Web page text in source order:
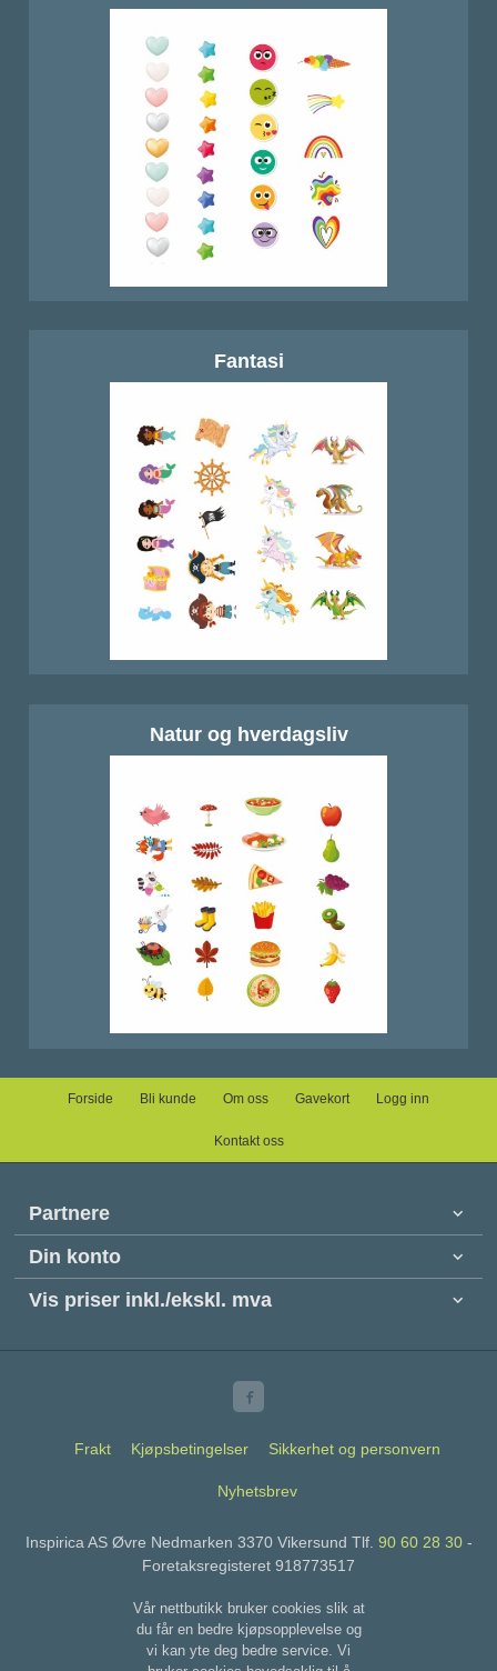
Fantasi
Natur og hverdagsliv
Forside Bli kunde Om oss Gavekort Logg inn
Kontakt oss
Partnere
Din konto
Vis priser inkl./ekskl. mva
Frakt Kjøpsbetingelser Sikkerhet og personvern
Nyhetsbrev
Inspirica AS Øvre Nedmarken 3370 Vikersund Tlf. 90 60 28 30-
Foretaksregisteret 918773517
Vår nettbutikk bruker cookies slik at
du får en bedre kjøpsopplevelse og
vi kan yte deg bedre service. Vi